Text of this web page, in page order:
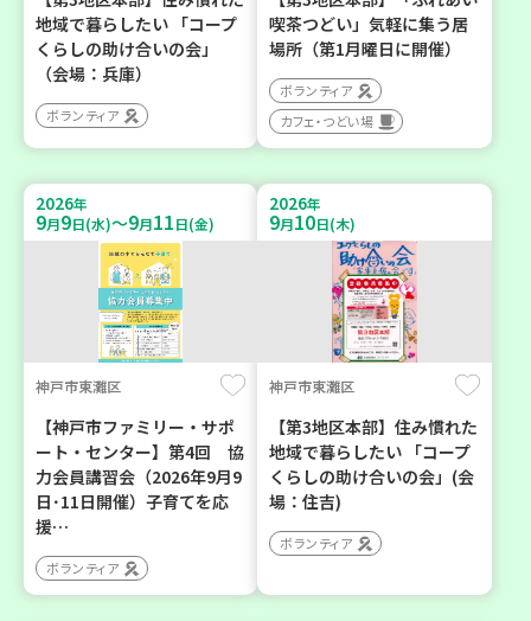
地域で暮らしたい 「コープ
くらしの助け合いの会」
（会場：兵庫）
ボランティア
喫茶つどい」気軽に集う居
場所（第1月曜日に開催）
ボランティア
カフェ・つどい場
2026年
9月9日(水)～9月11日(金)
神戸市東灘区
【神戸市ファミリー・サポ
ート・センター】第4回 協
力会員講習会（2026年9月9
日･11日開催）子育てを応
援…
ボランティア
2026年
9月10日(木)
神戸市東灘区
【第3地区本部】住み慣れた
地域で暮らしたい 「コープ
くらしの助け合いの会」(会
場：住吉)
ボランティア